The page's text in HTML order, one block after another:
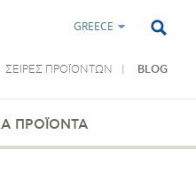
GREECE
ΣΕΙΡΕΣ ΠΡΟΪΟΝΤΩΝ BLOG
ΠΡΟΪΟΝΤΑ